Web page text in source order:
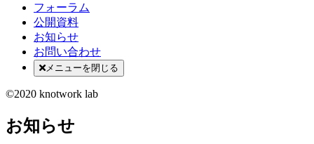
フォーラム
公開資料
お知らせ
お問い合わせ
メニューを閉じる
©2020 knotwork lab
お知らせ